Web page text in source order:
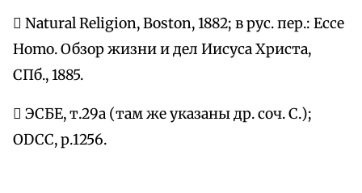
 Natural Religion, Boston, 1882; в рус. пер.: Ecce
Homo. Обзор жизни и дел Иисуса Христа,
СПб., 1885.
 ЭСБЕ, т.29а (там же указаны др. соч. C.);
ODCC, р.1256.